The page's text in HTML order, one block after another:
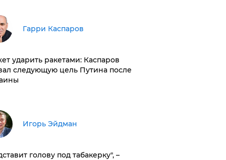
Гарри Каспаров
ударить ракетами: Каспаров
следующую цель Путина после
Игорь Эйдман
голову под табакерку", –